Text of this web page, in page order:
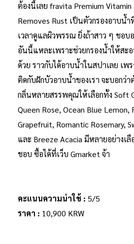
ต้องนี้เลย fravita Premium
Removes Rust เป็นตัวกรองอาบน้ำ
เวลาดูแลผิวพรรณ ยิ่งถ้าสาว ๆ ชอบ
อันนี้แหละเพราะช่วยกรองน้ำให้สะ
ด้วย ราวกับได้อาบน้ำในสปาเลย เพ
ติดกับฝักบัวอาบน้ำของเรา จะบอกว่
กลิ่นหลายสรรพคุณให้เลือกทั้ง Soft
Queen Rose, Ocean Blue Lemon,
Grapefruit, Romantic Rosemary,
และ Breeze Acacia มีหลายอย่างเ
ชอบ ซื้อได้ที่เว็บ Gmarket จ้า
คะแนนความน่าใช้ : 5/5
ราคา : 10,900 KRW